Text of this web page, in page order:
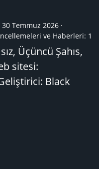
30 Temmuz 2026
ve Haberleri: 1
Üçüncü Şahıs,
sitesi:
Black